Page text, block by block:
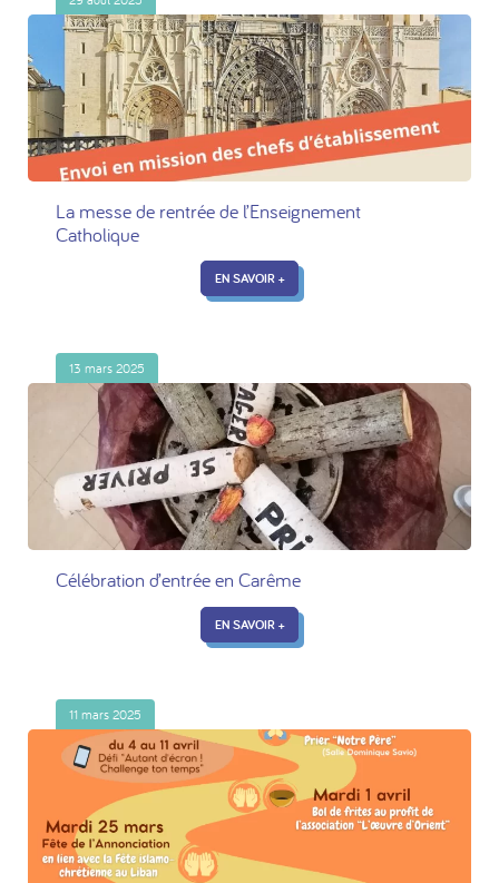
La messe de rentrée de l’Enseignement
Catholique
EN SAVOIR +
13 mars 2025
Célébration d’entrée en Carême
EN SAVOIR +
11 mars 2025